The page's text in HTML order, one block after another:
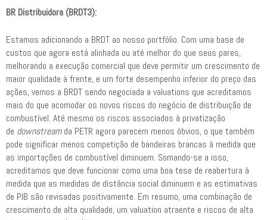
BR Distribuidora (BRDT3):
Estamos adicionando a BRDT ao nosso portfólio. Com uma base de
custos que agora está alinhada ou até melhor do que seus pares,
melhorando a execução comercial que deve permitir um crescimento de
maior qualidade à frente, e um forte desempenho inferior do preço das
ações, vemos a BRDT sendo negociada a valuations que acreditamos
mais do que acomodar os novos riscos do negócio de distribuição de
combustível. Até mesmo os riscos associados à privatização
de downstreamda PETR agora parecem menos óbvios, o que também
pode significar menos competição de bandeiras brancas à medida que
as importações de combustível diminuem. Somando-se a isso,
acreditamos que deve funcionar como uma boa tese de reabertura à
medida que as medidas de distância social diminuem e as estimativas
de PIB são revisadas positivamente. Em resumo, uma combinação de
crescimento de alta qualidade, um valuation atraente e riscos de alta